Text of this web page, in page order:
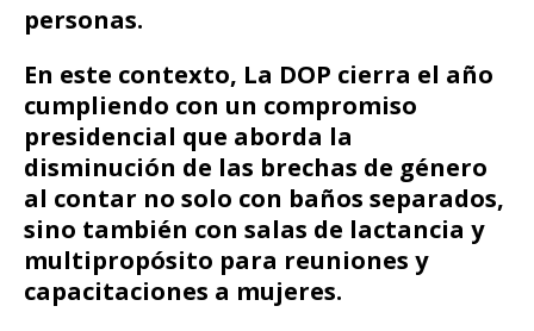
personas.
En este contexto, La DOP cierra el año
cumpliendo con un compromiso
presidencial que aborda la
disminución de las brechas de género
al contar no solo con baños separados,
sino también con salas de lactancia y
multipropósito para reuniones y
capacitaciones a mujeres.